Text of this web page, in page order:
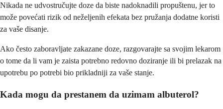
Nikada ne udvostručujte doze da biste nadoknadili propuštenu, jer to
može povećati rizik od neželjenih efekata bez pružanja dodatne koristi
za vaše disanje.
Ako često zaboravljate zakazane doze, razgovarajte sa svojim lekarom
o tome da li vam je zaista potrebno redovno doziranje ili bi prelazak na
upotrebu po potrebi bio prikladniji za vaše stanje.
Kada mogu da prestanem da uzimam albuterol?